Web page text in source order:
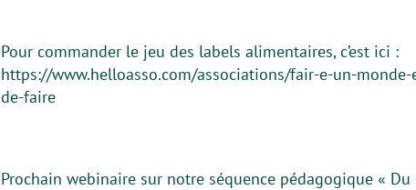
Pour commander le jeu des labels alimentaires, c’est ici :
https://www.helloasso.com/associations/fair-e-un-
de-faire
Prochain webinaire sur notre séquence pédagogique «